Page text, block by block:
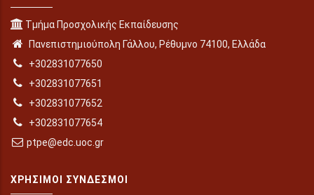
Τμήμα Προσχολικής Εκπαίδευσης
Πανεπιστημιούπολη Γάλλου, Ρέθυμνο 74100, Ελλάδα
+302831077650
+302831077651
+302831077652
+302831077654
ptpe@edc.uoc.gr
ΧΡΉΣΙΜΟΙ ΣΎΝΔΕΣΜΟΙ